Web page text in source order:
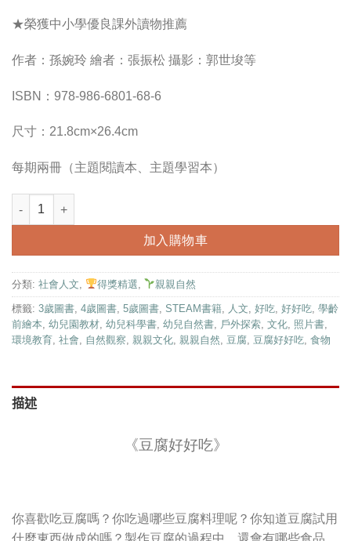
格：
NT$400。
格：
NT$310。
★榮獲中小學優良課外讀物推薦
作者：孫婉玲 繪者：張振松 攝影：郭世埈等
ISBN：978-986-6801-68-6
尺寸：21.8cm×26.4cm
每期兩冊（主題閱讀本、主題學習本）
豆腐好好吃(2冊合售)｜幼兒自然科普｜親親自然系列 數量
加入購物車
分類: 社會人文 得獎精選 親親自然
標籤: 3歲圖書 4歲圖書 5歲圖書 STEAM書籍 人文 好吃 好好吃 學齡
前繪本 幼兒園教材 幼兒科學書 幼兒自然書 戶外探索 文化 照片書
環境教育 社會 自然觀察 親親文化 親親自然 豆腐 豆腐好好吃 食物
描述
《豆腐好好吃》
你喜歡吃豆腐嗎？你吃過哪些豆腐料理呢？你知道豆腐試用